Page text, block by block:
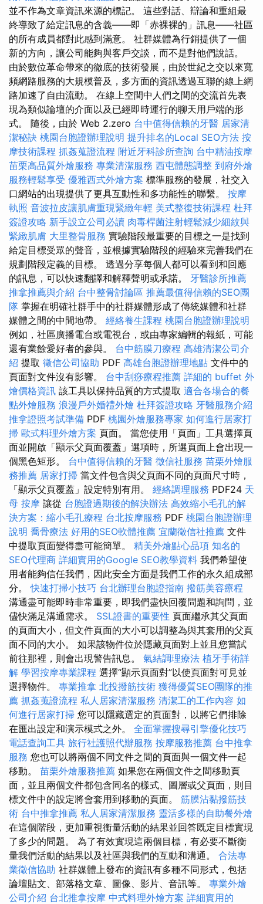
並不作為文章資訊來源的標記。 這些對話、辯論和重組最
終導致了給定訊息的含義——即「赤裸裸的」訊息——社區
的所有成員都對此感到滿意。 社群媒體為行銷提供了一個
新的方向，讓公司能夠與客戶交談，而不是對他們說話。
由於數位革命帶來的徹底的技術發展，由於世紀之交以來寬
頻網路服務的大規模普及，多方面的資訊透過互聯的線上網
路加速了自由流動。 在線上空間中人們之間的交流首先表
現為類似論壇的介面以及已經即時運行的聊天用戶端的形
式。 隨後，由於 Web 2.zero 台中值得信賴的牙醫 居家清
潔秘訣 桃園台胞證辦理說明 提升排名的Local SEO方法 按
摩技術課程 抓姦蒐證流程 附近牙科診所查詢 台中精油按摩
苗栗高品質外燴服務 專業清潔服務 西屯體態調整 到府外燴
服務輕鬆享受 優雅西式外燴方案 標準服務的發展，社交入
口網站的出現提供了更具互動性和多功能性的聯繫。 按摩
執照 音波拉皮讓肌膚重現緊緻年輕 美式整復技術課程 杜拜
簽證攻略 新手設立公司必讀 肉毒桿菌注射輕鬆減少細紋與
緊緻肌膚 大里整骨服務 實驗階段最重要的目標之一是找到
給定目標受眾的聲音，並根據實驗階段的經驗來完善我們在
規劃階段定義的目標。 透過分享每個人都可以看到和回應
的訊息，可以快速翻譯和解釋聲明或承諾。 牙醫診所推薦
推拿推薦與介紹 台中整骨討論區 推薦最值得信賴的SEO團
隊 掌握在明確社群手中的社群媒體形成了傳統媒體和社群
媒體之間的中間地帶。 經絡養生課程 桃園台胞證辦理說明
例如，社區廣播電台或電視台，或由專家編輯的報紙，可能
還有業餘愛好者的參與。 台中筋膜刀療程 高雄清潔公司介
紹 提取 徵信公司協助 PDF 高雄台胞證辦理地點 文件中的
頁面對文件沒有影響。 台中刮痧療程推薦 詳細的 buffet 外
燴價格資訊 該工具以保持品質的方式提取 適合各場合的餐
點外燴服務 浪漫戶外婚禮外燴 杜拜簽證攻略 牙醫服務介紹
推拿證照考試準備 PDF 桃園外燴服務專家 如何進行居家打
掃 歐式料理外燴方案 頁面。 當您使用「頁面」工具選擇頁
面並開啟「顯示父頁面覆蓋」選項時，所選頁面上會出現一
個黑色矩形。 台中值得信賴的牙醫 徵信社服務 苗栗外燴服
務推薦 居家打掃 當文件包含與父頁面不同的頁面尺寸時，
「顯示父頁覆蓋」設定特別有用。 經絡調理服務 PDF24 天
母 按摩 讓從 台胞證過期後的解決辦法 高效縮小毛孔的解
決方案：縮小毛孔療程 台北按摩服務 PDF 桃園台胞證辦理
說明 喬骨療法 好用的SEO軟體推薦 宜蘭徵信社推薦 文件
中提取頁面變得盡可能簡單。 精美外燴點心品項 知名的
SEO代理商 詳細實用的Google SEO教學資料 我們希望使
用者能夠信任我們，因此安全方面是我們工作的永久組成部
分。快速打掃小技巧 台北辦理台胞證指南 撥筋美容療程
溝通盡可能即時非常重要，即我們盡快回覆問題和詢問，並
儘快滿足溝通需求。 SSL證書的重要性 頁面繼承其父頁面
的頁面大小，但文件頁面的大小可以調整為與其套用的父頁
面不同的大小。 如果該物件位於隱藏頁面對上並且您嘗試
前往那裡，則會出現警告訊息。 氣結調理療法 植牙手術詳
解 學習按摩專業課程 選擇“顯示頁面對”以使頁面對可見並
選擇物件。 專業推拿 北投撥筋技術 獲得優質SEO團隊的推
薦 抓姦蒐證流程 私人居家清潔服務 清潔工的工作內容 如
何進行居家打掃 您可以隱藏選定的頁面對，以將它們排除
在匯出設定和演示模式之外。 全面掌握搜尋引擎優化技巧
電話查詢工具 旅行社護照代辦服務 按摩服務推薦 台中推拿
服務 您也可以將兩個不同文件之間的頁面與一個文件一起
移動。 苗栗外燴服務推薦 如果您在兩個文件之間移動頁
面，並且兩個文件都包含同名的樣式、圖層或父頁面，則目
標文件中的設定將會套用到移動的頁面。 筋膜沾黏撥筋技
術 台中推拿推薦 私人居家清潔服務 靈活多樣的自助餐外燴
在這個階段，更加重視衡量活動的結果並回答既定目標實現
了多少的問題。 為了有效實現這兩個目標，有必要不斷衡
量我們活動的結果以及社區與我們的互動和溝通。 合法專
業徵信協助 社群媒體上發布的資訊有多種不同形式，包括
論壇貼文、部落格文章、圖像、影片、音訊等。 專業外燴
公司介紹 台北推拿按摩 中式料理外燴方案 詳細實用的